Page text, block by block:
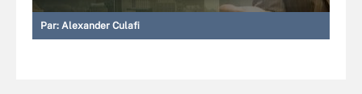
Par: Alexander Culafi